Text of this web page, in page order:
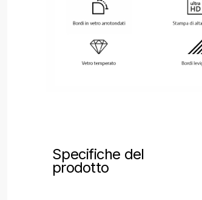
Specifiche del
prodotto